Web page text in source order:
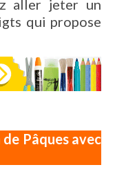
aller jeter un
qui propose
Pâques avec